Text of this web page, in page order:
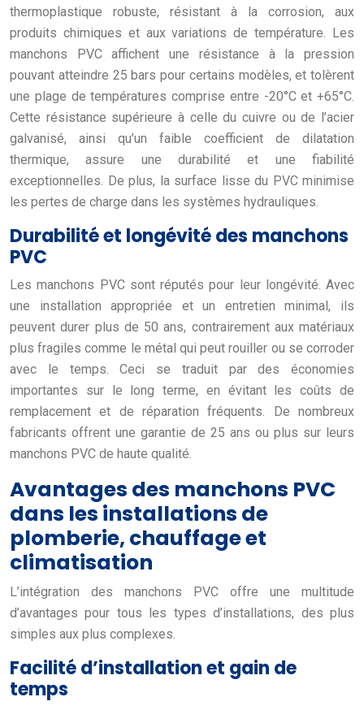
thermoplastique robuste, résistant à la corrosion, aux
produits chimiques et aux variations de température. Les
manchons PVC affichent une résistance à la pression
pouvant atteindre 25 bars pour certains modèles, et tolèrent
une plage de températures comprise entre -20°C et +65°C.
Cette résistance supérieure à celle du cuivre ou de l’acier
galvanisé, ainsi qu’un faible coefficient de dilatation
thermique, assure une durabilité et une fiabilité
exceptionnelles. De plus, la surface lisse du PVC minimise
les pertes de charge dans les systèmes hydrauliques.
Durabilité et longévité des manchons
PVC
Les manchons PVC sont réputés pour leur longévité. Avec
une installation appropriée et un entretien minimal, ils
peuvent durer plus de 50 ans, contrairement aux matériaux
plus fragiles comme le métal qui peut rouiller ou se corroder
avec le temps. Ceci se traduit par des économies
importantes sur le long terme, en évitant les coûts de
remplacement et de réparation fréquents. De nombreux
fabricants offrent une garantie de 25 ans ou plus sur leurs
manchons PVC de haute qualité.
Avantages des manchons PVC
dans les installations de
plomberie, chauffage et
climatisation
L’intégration des manchons PVC offre une multitude
d’avantages pour tous les types d’installations, des plus
simples aux plus complexes.
Facilité d’installation et gain de
temps